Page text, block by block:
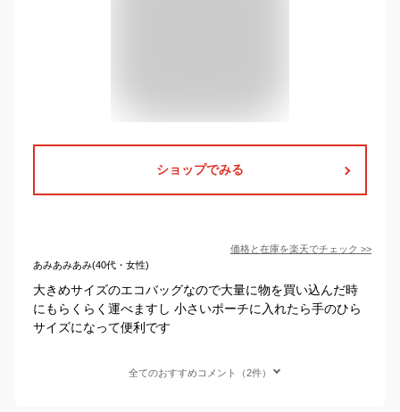
ショップでみる
価格と在庫を楽天でチェック >>
あみあみあみ(40代・女性)
大きめサイズのエコバッグなので大量に物を買い込んだ時
にもらくらく運べますし 小さいポーチに入れたら手のひら
サイズになって便利です
全てのおすすめコメント（2件）